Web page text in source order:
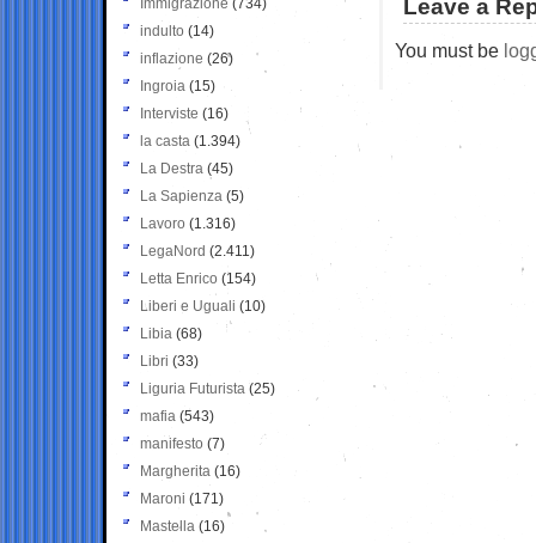
Leave a
You must be
Immigrazione (734)
indulto (14)
inflazione (26)
Ingroia (15)
Interviste (16)
la casta (1.394)
La Destra (45)
La Sapienza (5)
Lavoro (1.316)
LegaNord (2.411)
Letta Enrico (154)
Liberi e Uguali (10)
Libia (68)
Libri (33)
Liguria Futurista (25)
mafia (543)
manifesto (7)
Margherita (16)
Maroni (171)
Mastella (16)